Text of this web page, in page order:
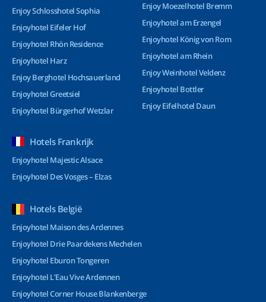
Enjoy Schlosshotel Sophia
Enjoyhotel Eifeler Hof
Enjoyhotel Rhön Residence
Enjoyhotel Harz
Enjoy Berghotel Hochsauerland
Enjoyhotel Greetsiel
Enjoyhotel Bürgerhof Wetzlar
Enjoy Moezelhotel Bremm
Enjoyhotel am Erzengel
Enjoyhotel König von Rom
Enjoyhotel am Rhein
Enjoy Weinhotel Veldenz
Enjoyhotel Bottler
Enjoy Eifelhotel Daun
Hotels Frankrijk
Enjoyhotel Majestic Alsace
Enjoyhotel Des Vosges – Elzas
Hotels België
Enjoyhotel Maison des Ardennes
Enjoyhotel Drie Paardekens Mechelen
Enjoyhotel Eburon Tongeren
Enjoyhotel L’Eau Vive Ardennen
Enjoyhotel Corner House Blankenberge